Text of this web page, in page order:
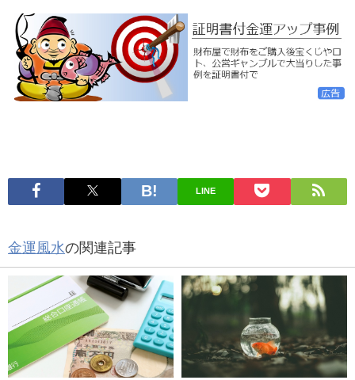
LINE
金運風水の関連記事